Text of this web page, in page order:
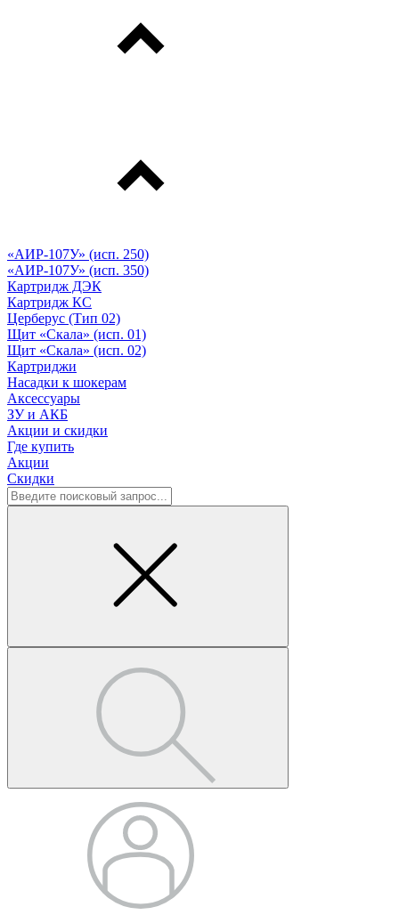
«АИР-107У» (исп. 250)
«АИР-107У» (исп. 350)
Картридж ДЭК
Картридж КС
Церберус (Тип 02)
Щит «Скала» (исп. 01)
Щит «Скала» (исп. 02)
Картриджи
Насадки к шокерам
Аксессуары
ЗУ и АКБ
Акции и скидки
Где купить
Акции
Скидки